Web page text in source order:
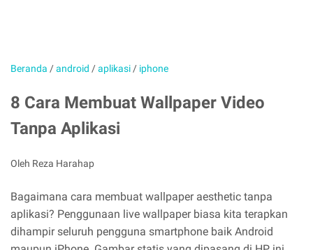
Beranda /android /aplikasi / iphone
8 Cara Membuat Wallpaper Video
Tanpa Aplikasi
Oleh Reza Harahap
Bagaimana cara membuat wallpaper aesthetic tanpa
aplikasi? Penggunaan live wallpaper biasa kita terapkan
dihampir seluruh pengguna smartphone baik Android